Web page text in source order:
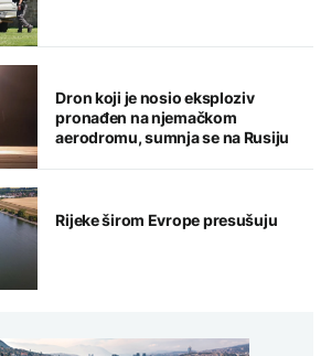
Dron koji je nosio eksploziv
pronađen na njemačkom
aerodromu, sumnja se na Rusiju
Rijeke širom Evrope presušuju